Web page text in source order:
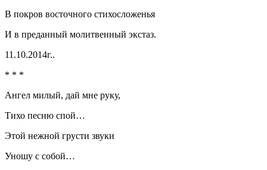
В покров восточного стихосложенья
И в преданный молитвенный экстаз.
11.10.2014г..
* * *
Ангел милый, дай мне руку,
Тихо песню спой…
Этой нежной грусти звуки
Уношу с собой…